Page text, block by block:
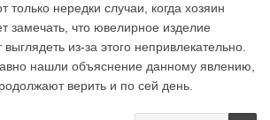
только нередки случаи, когда хозяин
замечать, что ювелирное изделие
из-за этого непривлекательно.
нашли объяснение данному явлению,
верить и по сей день.